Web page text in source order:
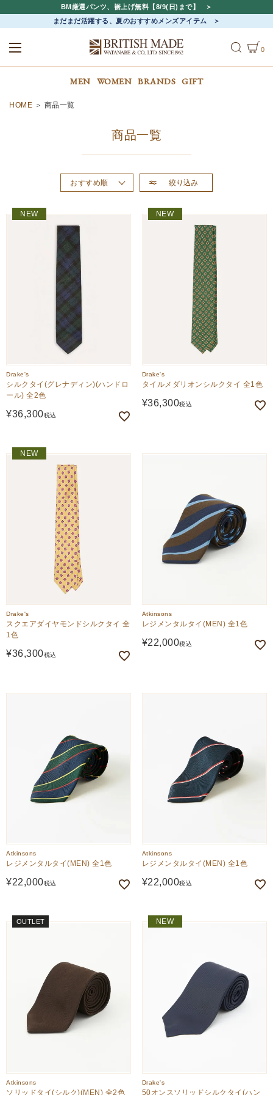
BM厳選パンツ、裾上げ無料【8/9(日)まで】
まだまだ活躍する、夏のおすすめメンズアイテム
0
MEN WOMEN BRANDS GIFT
HOME 商品一覧
商品一覧
絞り込み
おすすめ順
価格が高い順
価格が安い順
NEW
Drake's
シルクタイ(グレナディン)(ハンドロ
ール) 全2色
¥36,300税込
NEW
Drake's
タイルメダリオンシルクタイ 全1色
¥36,300税込
NEW
Drake's
スクエアダイヤモンドシルクタイ 全
1色
¥36,300税込
Atkinsons
レジメンタルタイ(MEN) 全1色
¥22,000税込
Atkinsons
レジメンタルタイ(MEN) 全1色
¥22,000税込
Atkinsons
レジメンタルタイ(MEN) 全1色
¥22,000税込
OUTLET
Atkinsons
ソリッドタイ(シルク)(MEN) 全2色
NEW
Drake's
50オンスソリッドシルクタイ(ハン